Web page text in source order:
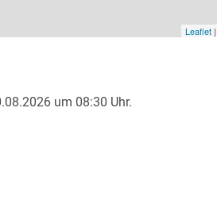
Leaflet
um 08:30 Uhr.